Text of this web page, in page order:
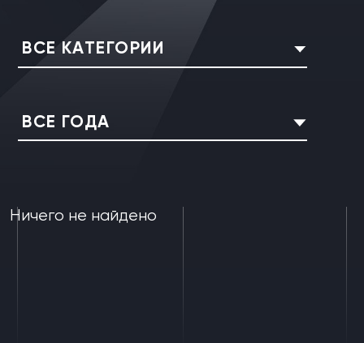
ВСЕ КАТЕГОРИИ
ВСЕ ГОДА
Ничего не найдено